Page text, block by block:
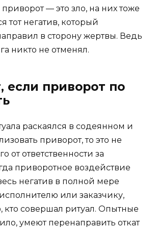
— это зло, на них тоже
тот негатив, который
в сторону жертвы. Ведь
никто не отменял.
если приворот по
раскаялся в содеянном и
приворот, то это не
от ответственности за
приворотное воздействие
негатив в полной мере
или заказчику,
кто совершал ритуал. Опытные
умеют перенаправить откат